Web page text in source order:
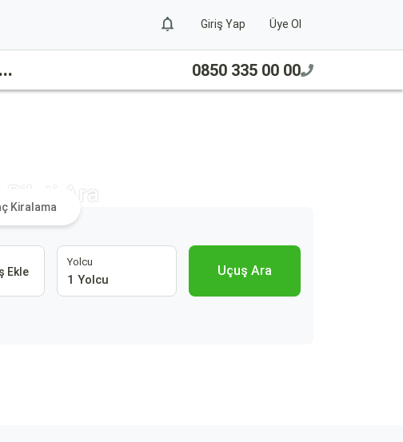
Giriş Yap Üye Ol
... 0850 335 00 00
Bileti Ara
Kiralama
Ekle
Yolcu
1 Yolcu
Uçuş Ara